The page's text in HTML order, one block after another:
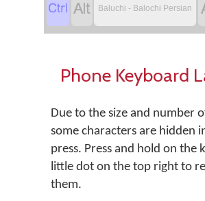
‏ ‏ Baluchi - Balochi Persian
Phone Keyboard
Due to the size and number
some characters are hidden
press. Press and hold on the
little dot on the top right to
them.